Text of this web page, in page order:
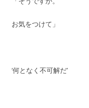
お気をつけて」
‘何となく不可解だ’